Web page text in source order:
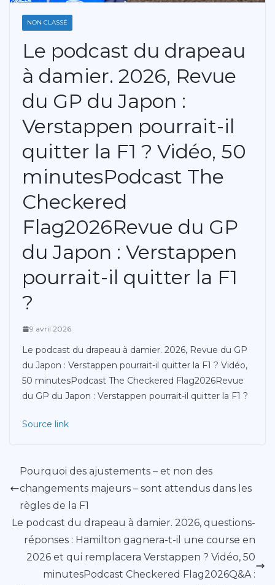
NON CLASSÉ
Le podcast du drapeau
à damier. 2026, Revue
du GP du Japon :
Verstappen pourrait-il
quitter la F1 ? Vidéo, 50
minutesPodcast The
Checkered
Flag2026Revue du GP
du Japon : Verstappen
pourrait-il quitter la F1
?
9 avril 2026
Le podcast du drapeau à damier. 2026, Revue du GP
du Japon : Verstappen pourrait-il quitter la F1 ? Vidéo,
50 minutesPodcast The Checkered Flag2026Revue
du GP du Japon : Verstappen pourrait-il quitter la F1 ?
Source link
Pourquoi des ajustements – et non des
changements majeurs – sont attendus dans les
règles de la F1
Le podcast du drapeau à damier. 2026, questions-
réponses : Hamilton gagnera-t-il une course en
2026 et qui remplacera Verstappen ? Vidéo, 50
minutesPodcast Checkered Flag2026Q&A :